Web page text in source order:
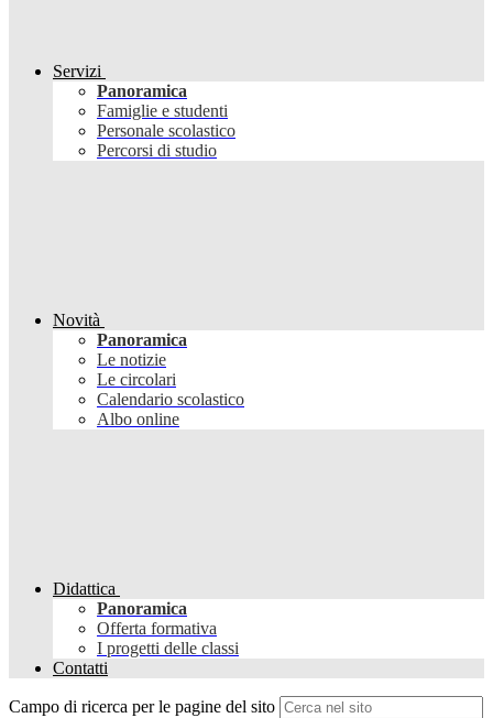
Servizi
Panoramica
Famiglie e studenti
Personale scolastico
Percorsi di studio
Novità
Panoramica
Le notizie
Le circolari
Calendario scolastico
Albo online
Didattica
Panoramica
Offerta formativa
I progetti delle classi
Contatti
Campo di ricerca per le pagine del sito